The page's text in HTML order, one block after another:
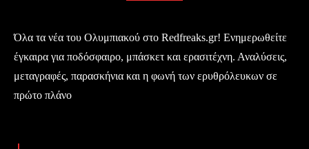
Όλα τα νέα του Ολυμπιακού στο Redfreaks.gr! Ενημερωθείτε
έγκαιρα για ποδόσφαιρο, μπάσκετ και ερασιτέχνη. Αναλύσεις,
μεταγραφές, παρασκήνια και η φωνή των ερυθρόλευκων σε
πρώτο πλάνο